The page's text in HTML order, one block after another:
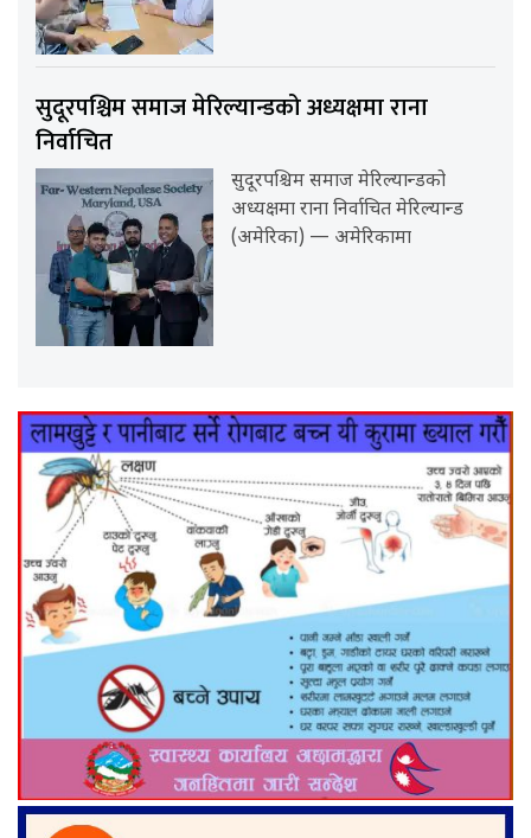
सुदूरपश्चिम समाज मेरिल्यान्डको अध्यक्षमा राना
निर्वाचित
सुदूरपश्चिम समाज मेरिल्यान्डको
अध्यक्षमा राना निर्वाचित मेरिल्यान्ड
(अमेरिका) — अमेरिकामा